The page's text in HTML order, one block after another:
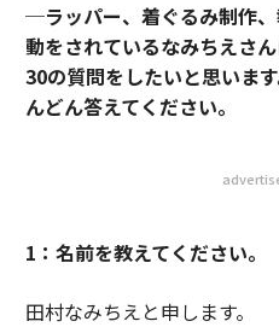
─ラッパー、着ぐるみ制作
動をされているなみちえさ
30の質問をしたいと思いま
んどん答えてください。
1：名前を教えてください。
田村なみちえと申します。